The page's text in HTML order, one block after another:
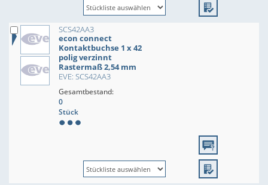
SCS42AA3
econ connect
Kontaktbuchse 1 x 42
polig verzinnt
Rastermaß 2,54 mm
EVE: SCS42AA3
Gesamtbestand:
0
Stück